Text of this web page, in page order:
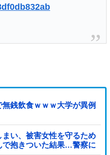
銭飲食ｗｗｗ大学が異例
い、被害女性を守るため
で抱きついた結果…警察に